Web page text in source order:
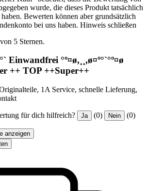
wurde, die dieses Produkt tatsächlich
Bewerten können aber grundsätzlich
bei uns haben. Hinweis schließen
5 Sternen.
Einwandfrei °º¤ø,¸¸,ø¤º°`°º¤ø
++ TOP ++Super++
1A Service, schnelle Lieferung,
für dich hilfreich? Ja (0) Nein (0)
anzeigen